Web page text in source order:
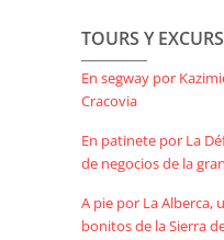
TOURS Y
En segway por
Cracovia
En patinete por La
de negocios de la
A pie por La Alberca,
bonitos de la Sierra